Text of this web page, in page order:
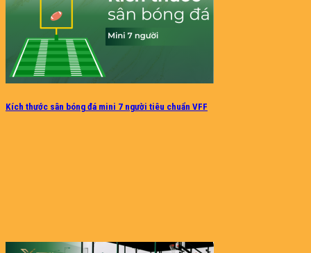
Kích thước sân bóng đá mini 7 người tiêu chuẩn VFF